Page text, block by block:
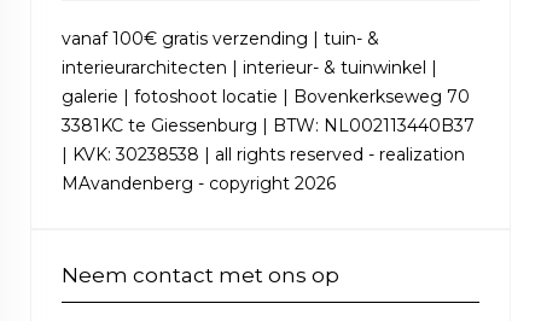
vanaf 100€ gratis verzending | tuin- &
interieurarchitecten | interieur- & tuinwinkel |
galerie | fotoshoot locatie | Bovenkerkseweg 70
3381KC te Giessenburg | BTW: NL002113440B37
| KVK: 30238538 | all rights reserved - realization
MAvandenberg - copyright 2026
Neem contact met ons op